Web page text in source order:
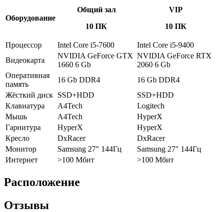
Оборудование
Общий зал
10 ПК
VIP
10 ПК
Процессор Intel Core i5-7600
Intel Core i5-9400
Видеокарта
NVIDIA GeForce GTX
1660 6 Gb
NVIDIA GeForce RTX
2060 6 Gb
Оперативная
память
16 Gb DDR4
16 Gb DDR4
Жёсткий диск SSD+HDD
SSD+HDD
Клавиатура
A4Tech
Logitech
Мышь
A4Tech
HyperX
Гарнитура
HyperX
HyperX
Кресло
DxRacer
DxRacer
Монитор
Samsung 27" 144Гц
Samsung 27" 144Гц
Интернет
>100 Мбит >100 Мбит
Расположение
Отзывы